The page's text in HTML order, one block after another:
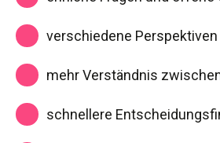
verschiedene
mehr Verständnis
schnellere